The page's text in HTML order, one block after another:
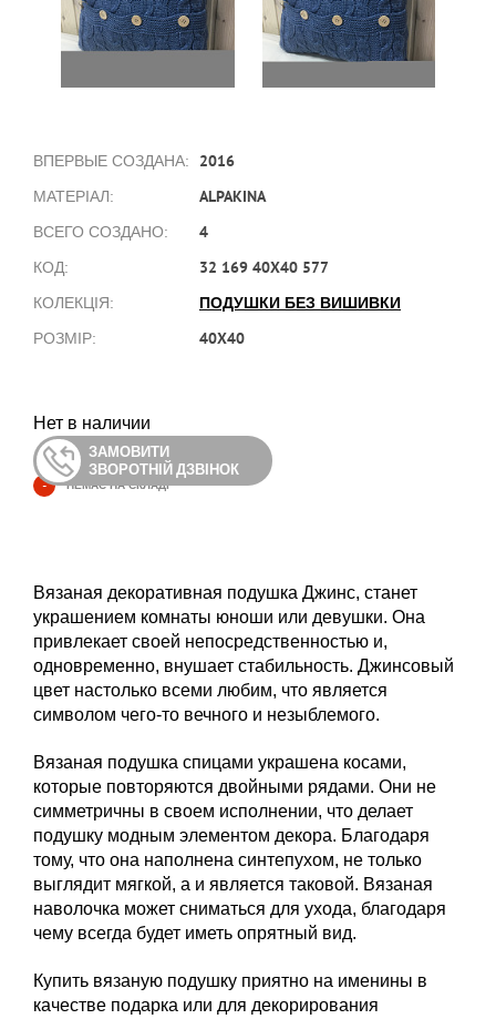
ВПЕРВЫЕ СОЗДАНА: 2016
МАТЕРІАЛ: ALPAKINA
ВСЕГО СОЗДАНО: 4
КОД: 32 169 40X40 577
КОЛЕКЦІЯ: ПОДУШКИ БЕЗ ВИШИВКИ
РОЗМІР: 40X40
Нет в наличии
ЗАМОВИТИ
ЗВОРОТНІЙ ДЗВІНОК
- НЕМАЄ НА СКЛАДІ
Вязаная декоративная подушка Джинс, станет
украшением комнаты юноши или девушки. Она
привлекает своей непосредственностью и,
одновременно, внушает стабильность. Джинсовый
цвет настолько всеми любим, что является
символом чего-то вечного и незыблемого.
Вязаная подушка спицами украшена косами,
которые повторяются двойными рядами. Они не
симметричны в своем исполнении, что делает
подушку модным элементом декора. Благодаря
тому, что она наполнена синтепухом, не только
выглядит мягкой, а и является таковой. Вязаная
наволочка может сниматься для ухода, благодаря
чему всегда будет иметь опрятный вид.
Купить вязаную подушку приятно на именины в
качестве подарка или для декорирования